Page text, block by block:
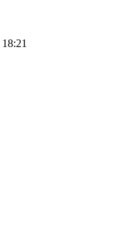
18:21